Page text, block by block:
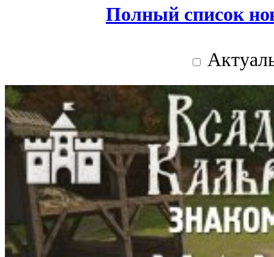
Полный список